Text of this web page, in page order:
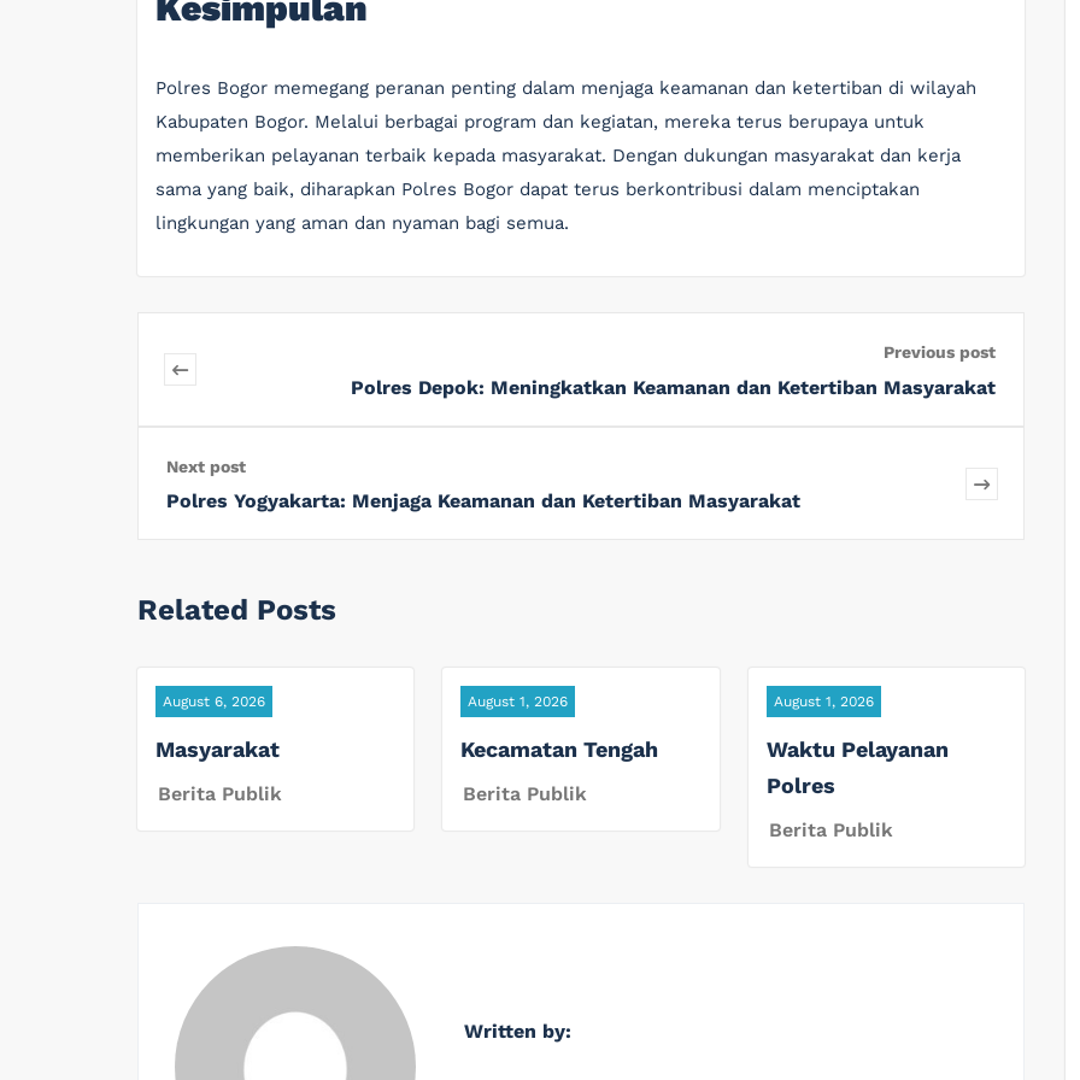
Polres Bogor memegang peranan penting dalam menjaga keamanan dan ketertiban di wilayah
Kabupaten Bogor. Melalui berbagai program dan kegiatan, mereka terus berupaya untuk
memberikan pelayanan terbaik kepada masyarakat. Dengan dukungan masyarakat dan kerja
sama yang baik, diharapkan Polres Bogor dapat terus berkontribusi dalam menciptakan
lingkungan yang aman dan nyaman bagi semua.
Previous post
Polres Depok: Meningkatkan Keamanan dan Ketertiban Masyarakat
Next post
Polres Yogyakarta: Menjaga Keamanan dan Ketertiban Masyarakat
Related Posts
August 6, 2026
Masyarakat
Berita Publik
August 1, 2026
Kecamatan Tengah
Berita Publik
August 1, 2026
Waktu Pelayanan
Polres
Berita Publik
Written by: